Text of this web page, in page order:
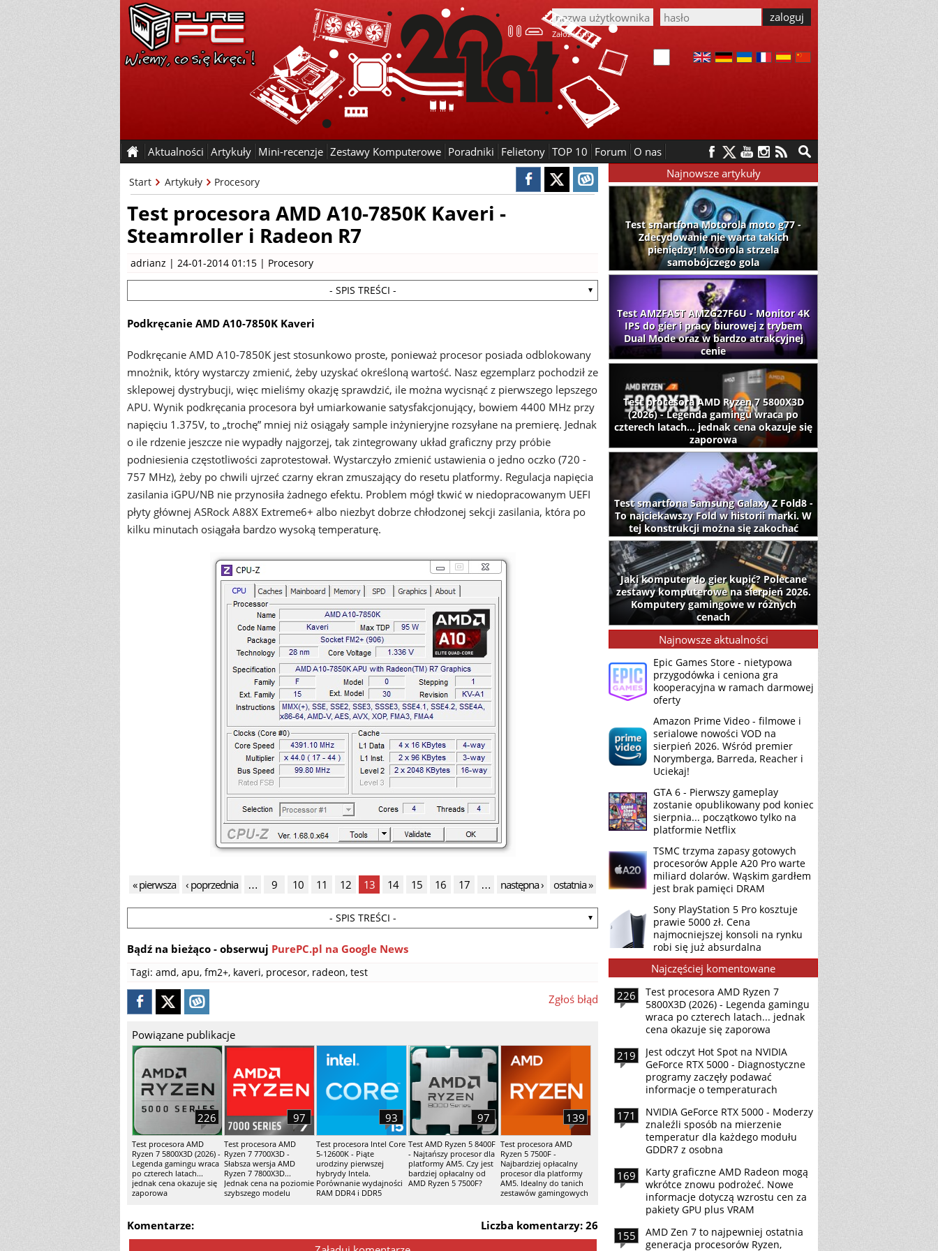
Załóż konto
Aktualności Artykuły Mini-recenzje Zestawy Komputerowe Poradniki Felietony TOP 10 Forum O nas
Start Artykuły Procesory
Test procesora AMD A10-7850K Kaveri -
Steamroller i Radeon R7
adrianz | 24-01-2014 01:15 | Procesory
- SPIS TREŚCI -
Podkręcanie AMD A10-7850K Kaveri
Podkręcanie AMD A10-7850K jest stosunkowo proste, ponieważ procesor posiada odblokowany
mnożnik, który wystarczy zmienić, żeby uzyskać określoną wartość. Nasz egzemplarz pochodził ze
sklepowej dystrybucji, więc mieliśmy okazję sprawdzić, ile można wycisnąć z pierwszego lepszego
APU. Wynik podkręcania procesora był umiarkowanie satysfakcjonujący, bowiem 4400 MHz przy
napięciu 1.375V, to „trochę” mniej niż osiągały sample inżynieryjne rozsyłane na premierę. Jednak
o ile rdzenie jeszcze nie wypadły najgorzej, tak zintegrowany układ graficzny przy próbie
podniesienia częstotliwości zaprotestował. Wystarczyło zmienić ustawienia o jedno oczko (720 -
757 MHz), żeby po chwili ujrzeć czarny ekran zmuszający do resetu platformy. Regulacja napięcia
zasilania iGPU/NB nie przynosiła żadnego efektu. Problem mógł tkwić w niedopracowanym UEFI
płyty głównej ASRock A88X Extreme6+ albo niezbyt dobrze chłodzonej sekcji zasilania, która po
kilku minutach osiągała bardzo wysoką temperaturę.
« pierwsza ‹ poprzednia … 9 10 11 12 13 14 15 16 17 … następna › ostatnia »
- SPIS TREŚCI -
Bądź na bieżąco - obserwuj PurePC.pl na Google News
Tagi: amd, apu, fm2+, kaveri, procesor, radeon, test
Zgłoś błąd
Powiązane publikacje
Test procesora AMD
Ryzen 7 5800X3D (2026) -
Legenda gamingu wraca
po czterech latach...
jednak cena okazuje się
zaporowa
226
Test procesora AMD
Ryzen 7 7700X3D -
Słabsza wersja AMD
Ryzen 7 7800X3D...
Jednak cena na poziomie
szybszego modelu
97
Test procesora Intel Core
5-12600K - Piąte
urodziny pierwszej
hybrydy Intela.
Porównanie wydajności
RAM DDR4 i DDR5
93
Test AMD Ryzen 5 8400F
- Najtańszy procesor dla
platformy AM5. Czy jest
bardziej opłacalny od
AMD Ryzen 5 7500F?
97
Test procesora AMD
Ryzen 5 7500F -
Najbardziej opłacalny
procesor dla platformy
AM5. Idealny do tanich
zestawów gamingowych
139
Liczba komentarzy: 26
Komentarze:
Najnowsze artykuły
Test smartfona Motorola moto g77 -
Zdecydowanie nie warta takich
pieniędzy! Motorola strzela
samobójczego gola
Test AMZFAST AMZG27F6U - Monitor 4K
IPS do gier i pracy biurowej z trybem
Dual Mode oraz w bardzo atrakcyjnej
cenie
Test procesora AMD Ryzen 7 5800X3D
(2026) - Legenda gamingu wraca po
czterech latach... jednak cena okazuje się
zaporowa
Test smartfona Samsung Galaxy Z Fold8 -
To najciekawszy Fold w historii marki. W
tej konstrukcji można się zakochać
Jaki komputer do gier kupić? Polecane
zestawy komputerowe na sierpień 2026.
Komputery gamingowe w różnych
cenach
Najnowsze aktualności
Epic Games Store - nietypowa
przygodówka i ceniona gra
kooperacyjna w ramach darmowej
oferty
Amazon Prime Video - filmowe i
serialowe nowości VOD na
sierpień 2026. Wśród premier
Norymberga, Barreda, Reacher i
Uciekaj!
GTA 6 - Pierwszy gameplay
zostanie opublikowany pod koniec
sierpnia... początkowo tylko na
platformie Netflix
TSMC trzyma zapasy gotowych
procesorów Apple A20 Pro warte
miliard dolarów. Wąskim gardłem
jest brak pamięci DRAM
Sony PlayStation 5 Pro kosztuje
prawie 5000 zł. Cena
najmocniejszej konsoli na rynku
robi się już absurdalna
Najczęściej komentowane
226
Test procesora AMD Ryzen 7
5800X3D (2026) - Legenda gamingu
wraca po czterech latach... jednak
cena okazuje się zaporowa
219
Jest odczyt Hot Spot na NVIDIA
GeForce RTX 5000 - Diagnostyczne
programy zaczęły podawać
informacje o temperaturach
171
NVIDIA GeForce RTX 5000 - Moderzy
znaleźli sposób na mierzenie
temperatur dla każdego modułu
GDDR7 z osobna
169
Karty graficzne AMD Radeon mogą
wkrótce znowu podrożeć. Nowe
informacje dotyczą wzrostu cen za
pakiety GPU plus VRAM
155
AMD Zen 7 to najpewniej ostatnia
generacja procesorów Ryzen,